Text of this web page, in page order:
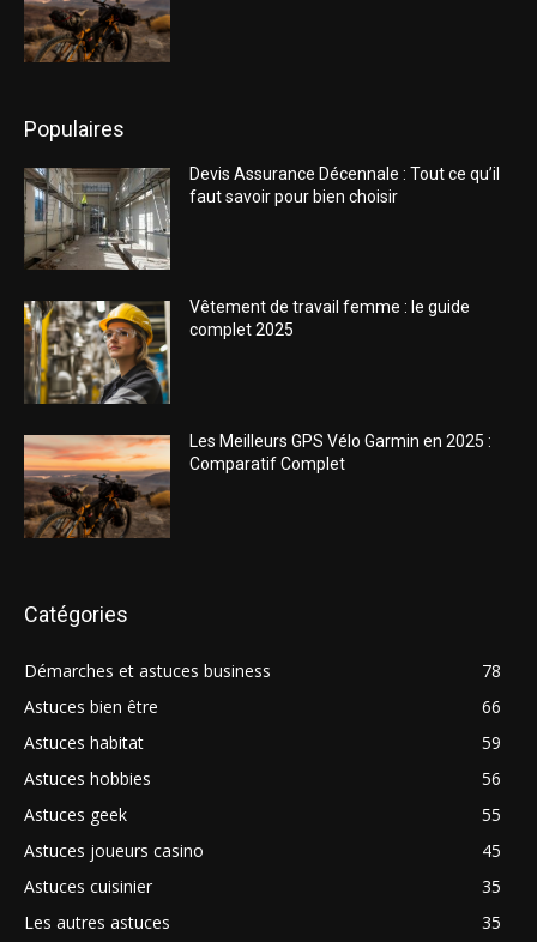
Populaires
Devis Assurance Décennale : Tout ce qu’il
faut savoir pour bien choisir
Vêtement de travail femme : le guide
complet 2025
Les Meilleurs GPS Vélo Garmin en 2025 :
Comparatif Complet
Catégories
Démarches et astuces business
78
Astuces bien être
66
Astuces habitat
59
Astuces hobbies
56
Astuces geek
55
Astuces joueurs casino
45
Astuces cuisinier
35
Les autres astuces
35